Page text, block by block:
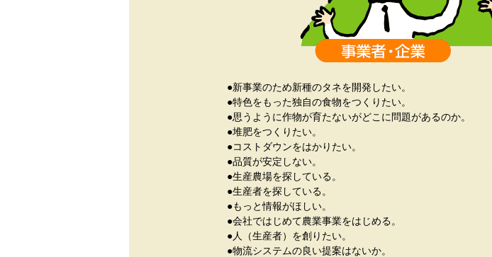
●新事業のため新種のタネを開発したい。
●特色をもった独自の食物をつくりたい。
●思うように作物が育たないがどこに問題があるのか。
●堆肥をつくりたい。
●コストダウンをはかりたい。
●品質が安定しない。
●生産農場を探している。
●生産者を探している。
●もっと情報がほしい。
●会社ではじめて農業事業をはじめる。
●人（生産者）を創りたい。
●物流システムの良い提案はないか。